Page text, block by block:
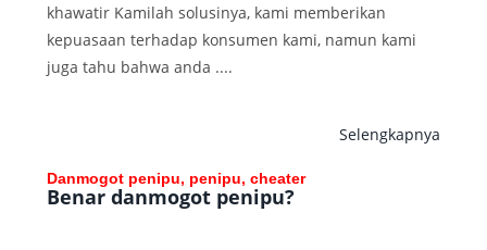
khawatir Kamilah solusinya, kami memberikan
kepuasaan terhadap konsumen kami, namun kami
juga tahu bahwa anda ....
Selengkapnya
Danmogot penipu, penipu, cheater
Benar danmogot penipu?